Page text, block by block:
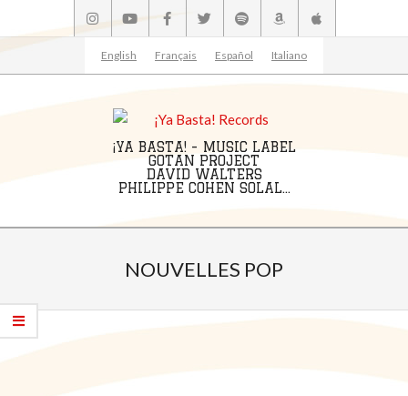
to
English Français Español Italiano
¡YA BASTA! - MUSIC LABEL
GOTAN PROJECT
DAVID WALTERS
PHILIPPE COHEN SOLAL...
NOUVELLES POP